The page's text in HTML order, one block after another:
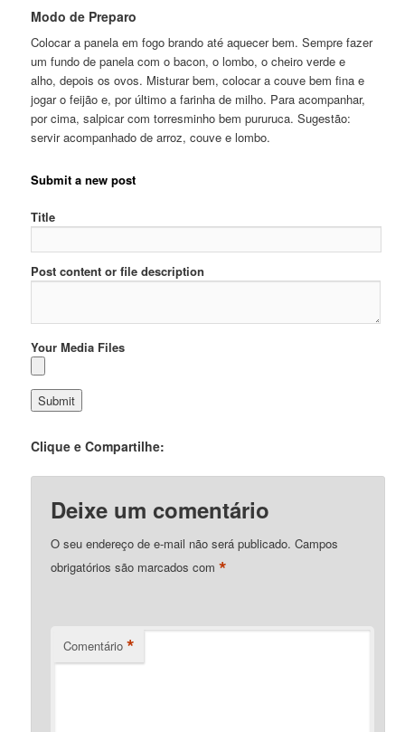
Modo de Preparo
Colocar a panela em fogo brando até aquecer bem. Sempre fazer
um fundo de panela com o bacon, o lombo, o cheiro verde e
alho, depois os ovos. Misturar bem, colocar a couve bem fina e
jogar o feijão e, por último a farinha de milho. Para acompanhar,
por cima, salpicar com torresminho bem pururuca. Sugestão:
servir acompanhado de arroz, couve e lombo.
Submit a new post
Title
Post content or file description
Your Media Files
Clique e Compartilhe:
Deixe um comentário
O seu endereço de e-mail não será publicado. Campos
obrigatórios são marcados com*
Comentário *